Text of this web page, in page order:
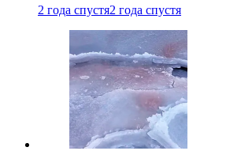
2 года спустя2 года спустя